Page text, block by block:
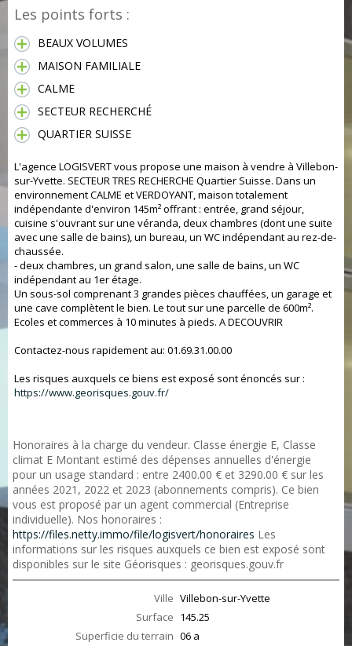
Les points forts :
BEAUX VOLUMES
MAISON FAMILIALE
CALME
SECTEUR RECHERCHÉ
QUARTIER SUISSE
L'agence LOGISVERT vous propose une maison à vendre à Villebon-
sur-Yvette. SECTEUR TRES RECHERCHE Quartier Suisse. Dans un
environnement CALME et VERDOYANT, maison totalement
indépendante d'environ 145m² offrant : entrée, grand séjour,
cuisine s'ouvrant sur une véranda, deux chambres (dont une suite
avec une salle de bains), un bureau, un WC indépendant au rez-de-
chaussée.
- deux chambres, un grand salon, une salle de bains, un WC
indépendant au 1er étage.
Un sous-sol comprenant 3 grandes pièces chauffées, un garage et
une cave complètent le bien. Le tout sur une parcelle de 600m².
Ecoles et commerces à 10 minutes à pieds. A DECOUVRIR
Contactez-nous rapidement au: 01.69.31.00.00
Les risques auxquels ce biens est exposé sont énoncés sur :
https://www.georisques.gouv.fr/
Honoraires à la charge du vendeur. Classe énergie E, Classe
climat E Montant estimé des dépenses annuelles d'énergie
pour un usage standard : entre 2400.00 € et 3290.00 € sur les
années 2021, 2022 et 2023 (abonnements compris). Ce bien
vous est proposé par un agent commercial (Entreprise
individuelle). Nos honoraires :
https://files.netty.immo/file/logisvert/honoraires Les
informations sur les risques auxquels ce bien est exposé sont
disponibles sur le site Géorisques : georisques.gouv.fr
Ville Villebon-sur-Yvette
Surface 145.25
Superficie du terrain 06 a